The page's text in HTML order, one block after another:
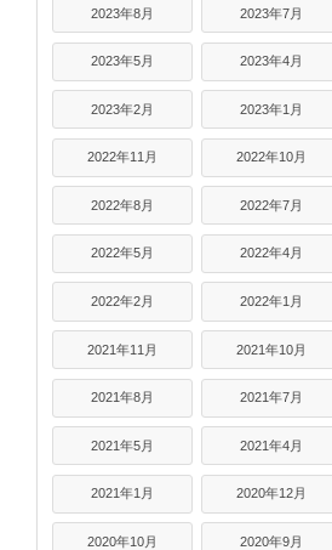
2023年8月 2023年7月
2023年5月 2023年4月
2023年2月 2023年1月
2022年11月 2022年10月
2022年8月 2022年7月
2022年5月 2022年4月
2022年2月 2022年1月
2021年11月 2021年10月
2021年8月 2021年7月
2021年5月 2021年4月
2021年1月 2020年12月
2020年10月 2020年9月